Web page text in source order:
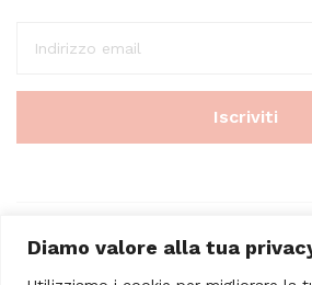
Diamo valore alla tua